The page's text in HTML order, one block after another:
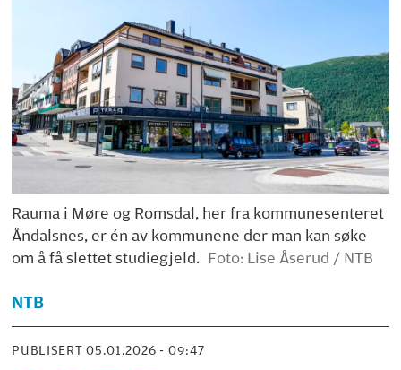
Rauma i Møre og Romsdal, her fra kommunesenteret
Åndalsnes, er én av kommunene der man kan søke
om å få slettet studiegjeld. Foto: Lise Åserud / NTB
NTB
PUBLISERT 05.01.2026 - 09:47